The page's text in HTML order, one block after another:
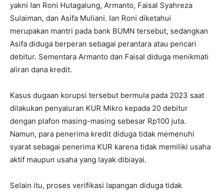
yakni Ian Roni Hutagalung, Armanto, Faisal Syahreza
Sulaiman, dan Asifa Muliani. Ian Roni diketahui
merupakan mantri pada bank BUMN tersebut, sedangkan
Asifa diduga berperan sebagai perantara atau pencari
debitur. Sementara Armanto dan Faisal diduga menikmati
aliran dana kredit.
Kasus dugaan korupsi tersebut bermula pada 2023 saat
dilakukan penyaluran KUR Mikro kepada 20 debitur
dengan plafon masing-masing sebesar Rp100 juta.
Namun, para penerima kredit diduga tidak memenuhi
syarat sebagai penerima KUR karena tidak memiliki usaha
aktif maupun usaha yang layak dibiayai.
Selain itu, proses verifikasi lapangan diduga tidak